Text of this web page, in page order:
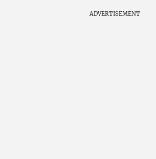
ADVERTISEMENT